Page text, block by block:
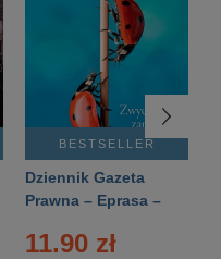
BESTSELLER
Dziennik Gazeta
Prawna – Eprasa –
11.90 zł